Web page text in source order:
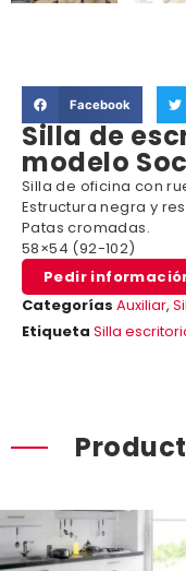
Facebook
Silla de
modelo
Silla de oficina con
Estructura negra y
Patas cromadas.
58×54 (92-102)
Pedir
Categorías Auxiliar,
Etiqueta Silla